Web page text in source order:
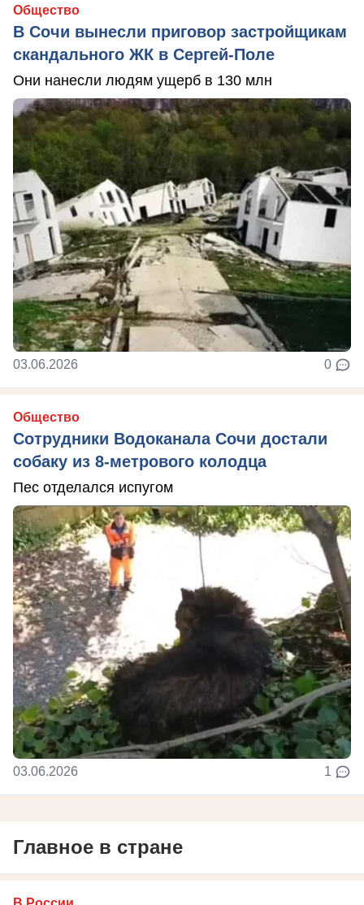
Общество
В Сочи вынесли приговор застройщикам
скандального ЖК в Сергей-Поле
Они нанесли людям ущерб в 130 млн
03.06.2026 0
Общество
Сотрудники Водоканала Сочи достали
собаку из 8-метрового колодца
Пес отделался испугом
03.06.2026 1
Главное в стране